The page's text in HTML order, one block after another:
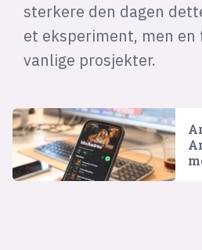
sterkere den dagen
et eksperiment, men
vanlige prosjekter.